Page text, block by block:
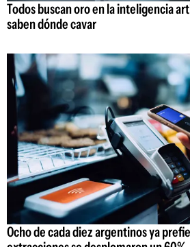
Todos buscan oro en la inteligencia
saben dónde cavar
Ocho de cada diez argentinos ya